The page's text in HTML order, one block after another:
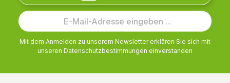
Mit dem Anmelden zu unserem Newsletter erklären Sie sich mit
unseren Datenschutzbestimmungen einverstanden